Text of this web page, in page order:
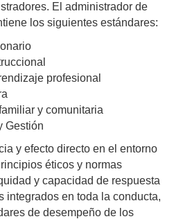
El administrador de
los siguientes estándares:
profesional
y comunitaria
Gestión
y efecto directo en el entorno
éticos y normas
y capacidad de respuesta
integrados en toda la conducta,
de desempeño de los